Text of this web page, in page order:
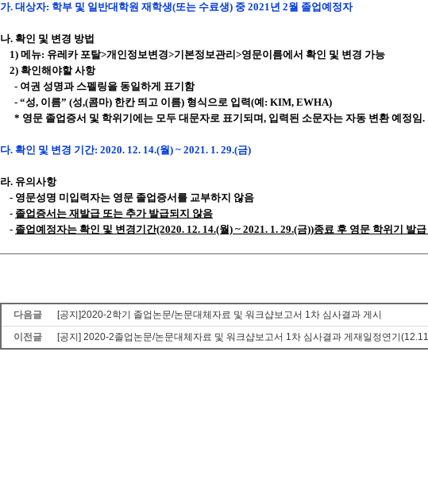
가. 대상자: 학부 및 일반대학원 재학생(또는 수료생) 중 2021년 2월 졸업예정자
나. 확인 및 변경 방법
1) 메뉴: 유레카 포탈>개인정보변경>기본정보관리>영문이름에서 확인 및 변경 가능
2) 확인해야할 사항
- 여권 성명과 스펠링을 동일하게 표기함
- “성, 이름” (성,(콤마) 한칸 띄고 이름) 형식으로 입력(예: KIM, EWHA)
* 영문 졸업증서 및 학위기에는 모두 대문자로 표기되며, 입력된 소문자는 자동 변환 예정임.
다. 확인 및 변경 기간: 2020. 12. 14.(월) ~ 2021. 1. 29.(금)
라. 유의사항
- 영문성명 미입력자는 영문 졸업증서를 교부하지 않음
- 졸업증서는 재발급 또는 추가 발급되지 않음
- 졸업예정자는 확인 및 변경기간(2020. 12. 14.(월) ~ 2021. 1. 29.(금))종료 후 영문 학위기
다음글
[공지]2020-2학기 졸업논문/논문대체자료 및 워크샵보고서 1차 심사결과 게시
이전글
[공지] 2020-2졸업논문/논문대체자료 및 워크샵보고서 1차 심사결과 게재일정연기